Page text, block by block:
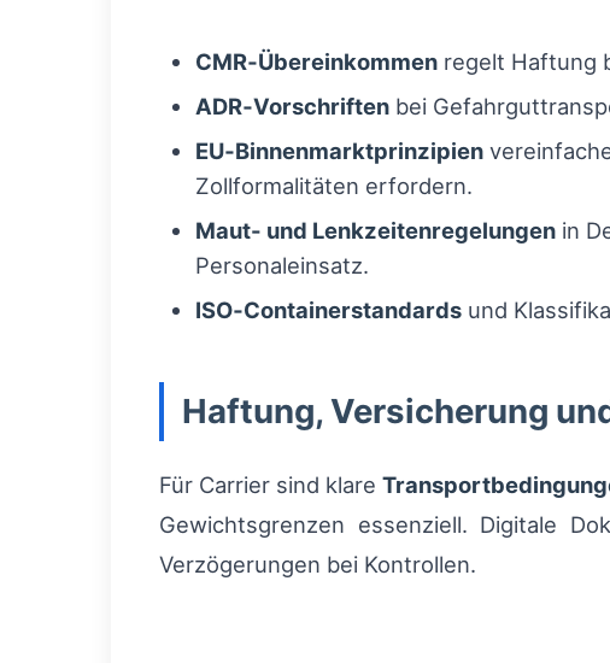
CMR‑Übereinkommen regelt Haftung
ADR‑Vorschriften bei
EU‑Binnenmarktprinzipien
Zollformalitäten erfordern.
Maut- und Lenkzeitenregelungen in
Personaleinsatz.
ISO‑Containerstandards und
Haftung, Versicherung
Für Carrier sind klare
Gewichtsgrenzen essenziell. Digitale
Verzögerungen bei Kontrollen.